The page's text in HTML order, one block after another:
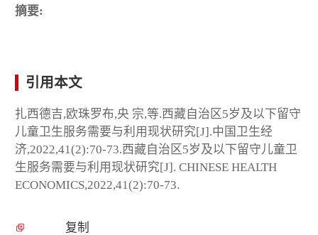
摘要:
引用本文
扎西德吉,欧珠罗布,央 宗,等.西藏自治区5岁及以下留守
儿童卫生服务需要与利用现状研究[J].中国卫生经
济,2022,41(2):70-73.西藏自治区5岁及以下留守儿童卫
生服务需要与利用现状研究[J]. CHINESE HEALTH
ECONOMICS,2022,41(2):70-73.
复制